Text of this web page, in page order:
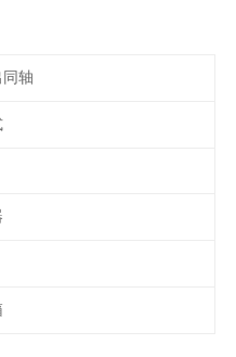
轴